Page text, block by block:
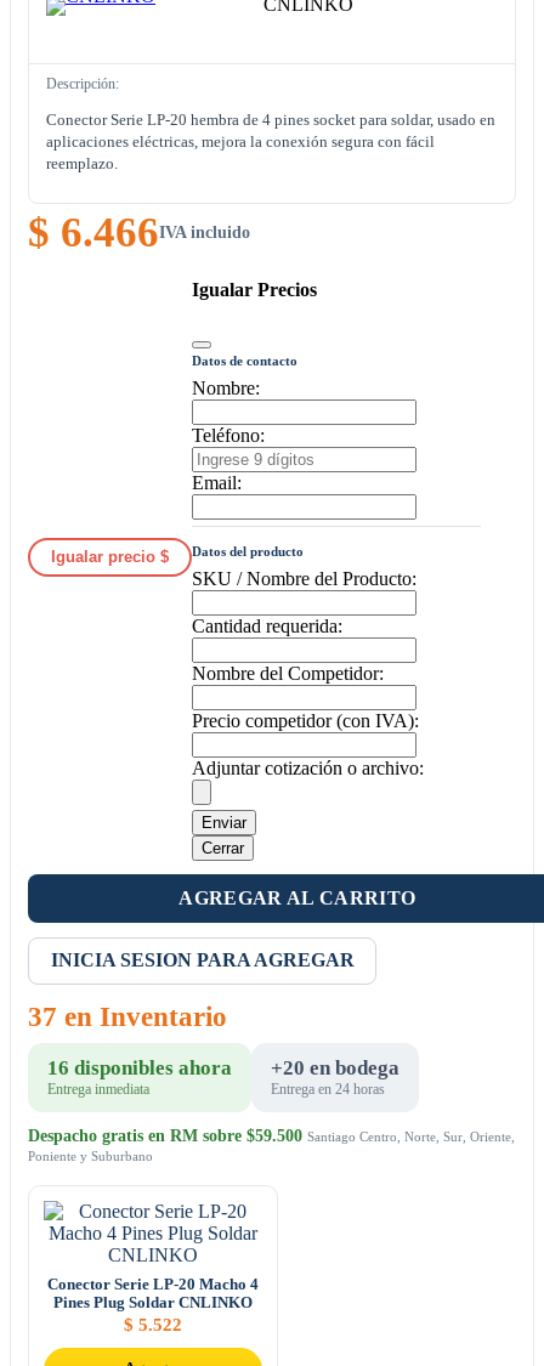
Descripción:
Conector Serie LP-20 hembra de 4 pines socket para soldar, usado en
aplicaciones eléctricas, mejora la conexión segura con fácil
reemplazo.
$ 6.466IVA incluido
Igualar precio $
Igualar Precios
Datos de contacto
Nombre:
Teléfono:
Email:
Datos del producto
SKU / Nombre del Producto:
Cantidad requerida:
Nombre del Competidor:
Precio competidor (con IVA):
Adjuntar cotización o archivo:
Enviar
Cerrar
AGREGAR AL CARRITO
INICIA SESION PARA AGREGAR
37 en Inventario
16 disponibles ahora
Entrega inmediata
+20 en bodega
Entrega en 24 horas
Despacho gratis en RM sobre $59.500 Santiago Centro, Norte, Sur, Oriente,
Poniente y Suburbano
Conector Serie LP-20 Macho 4
Pines Plug Soldar CNLINKO
$ 5.522